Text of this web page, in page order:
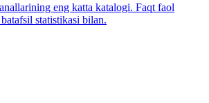
eng katta katalogi. Faqt faol
statistikasi bilan.